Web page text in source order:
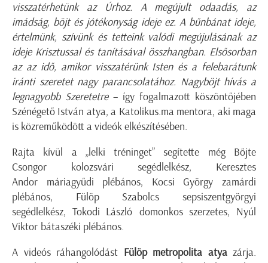
visszatérhetünk az Úrhoz. A megújult odaadás, az
imádság, böjt és jótékonyság ideje ez. A bűnbánat ideje,
értelmünk, szívünk és tetteink valódi megújulásának az
ideje Krisztussal és tanításával összhangban. Elsősorban
az az idő, amikor visszatérünk Isten és a felebarátunk
iránti szeretet nagy parancsolatához. Nagyböjt hívás a
legnagyobb Szeretetre– így fogalmazott köszöntőjében
Szénégető István atya, a Katolikus.ma mentora, aki maga
is közreműködött a videók elkészítésében.
Rajta kívül a „lelki tréninget” segítette még Bőjte
Csongor kolozsvári segédlelkész, Keresztes
Andor máriagyűdi plébános, Kocsi György zamárdi
plébános, Fülöp Szabolcs sepsiszentgyörgyi
segédlelkész, Tokodi László domonkos szerzetes, Nyúl
Viktor bátaszéki plébános.
A videós ráhangolódást Fülöp metropolita atyazárja.